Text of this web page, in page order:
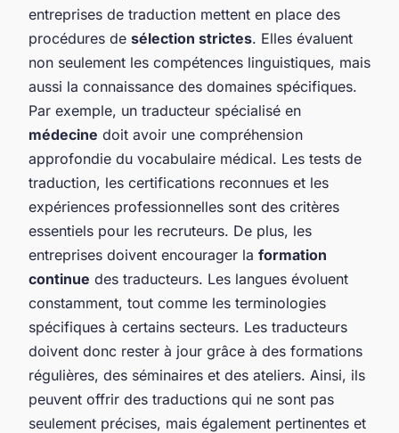
entreprises de traduction mettent en place des
procédures de sélection strictes. Elles évaluent
non seulement les compétences linguistiques, mais
aussi la connaissance des domaines spécifiques.
Par exemple, un traducteur spécialisé en
médecine doit avoir une compréhension
approfondie du vocabulaire médical. Les tests de
traduction, les certifications reconnues et les
expériences professionnelles sont des critères
essentiels pour les recruteurs. De plus, les
entreprises doivent encourager la formation
continue des traducteurs. Les langues évoluent
constamment, tout comme les terminologies
spécifiques à certains secteurs. Les traducteurs
doivent donc rester à jour grâce à des formations
régulières, des séminaires et des ateliers. Ainsi, ils
peuvent offrir des traductions qui ne sont pas
seulement précises, mais également pertinentes et